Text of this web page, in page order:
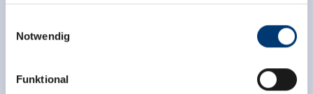
Rohr 23// A-6280 Zell am Ziller
Notwendig
Funktional